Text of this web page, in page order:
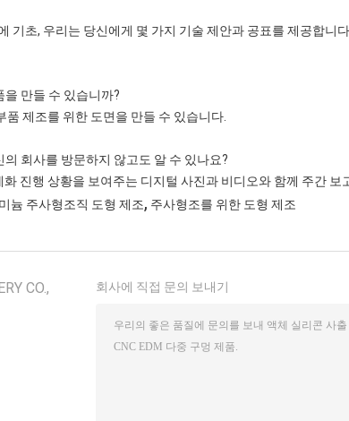
기초, 우리는 당신에게 몇 가지 기술 제안과 공표를 제공합니
만들 수 있습니까?
제조를 위한 도면을 만들 수 있습니다.
회사를 방문하지 않고도 알 수 있나요?
진행 상황을 보여주는 디지털 사진과 비디오와 함께 주간 보
늄 주사형조직 도형 제조, 주사형조를 위한 도형 제조
CO.,
회사에 직접 문의 보내기